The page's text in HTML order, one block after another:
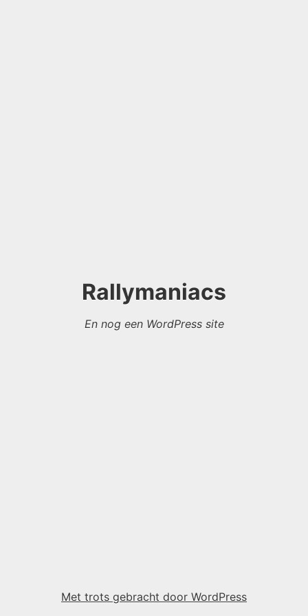
Rallymaniacs
En nog een WordPress site
Met trots gebracht door WordPress